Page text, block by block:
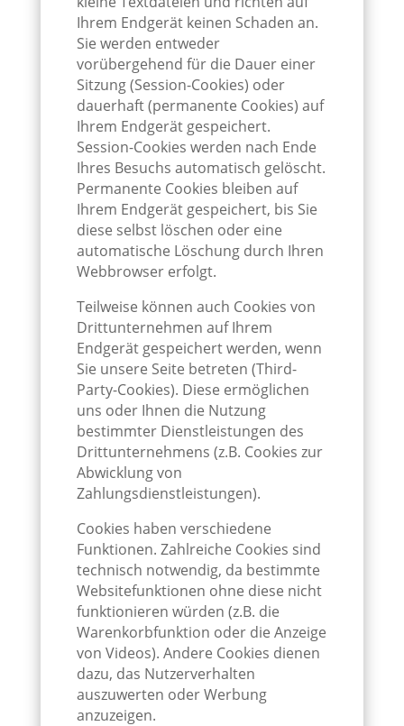
Ihrem Endgerät keinen Schaden an.
Sie werden entweder
vorübergehend für die Dauer einer
Sitzung (Session-Cookies) oder
dauerhaft (permanente Cookies) auf
Ihrem Endgerät gespeichert.
Session-Cookies werden nach Ende
Ihres Besuchs automatisch gelöscht.
Permanente Cookies bleiben auf
Ihrem Endgerät gespeichert, bis Sie
diese selbst löschen oder eine
automatische Löschung durch Ihren
Webbrowser erfolgt.
Teilweise können auch Cookies von
Drittunternehmen auf Ihrem
Endgerät gespeichert werden, wenn
Sie unsere Seite betreten (Third-
Party-Cookies). Diese ermöglichen
uns oder Ihnen die Nutzung
bestimmter Dienstleistungen des
Drittunternehmens (z.B. Cookies zur
Abwicklung von
Zahlungsdienstleistungen).
Cookies haben verschiedene
Funktionen. Zahlreiche Cookies sind
technisch notwendig, da bestimmte
Websitefunktionen ohne diese nicht
funktionieren würden (z.B. die
Warenkorbfunktion oder die Anzeige
von Videos). Andere Cookies dienen
dazu, das Nutzerverhalten
auszuwerten oder Werbung
anzuzeigen.